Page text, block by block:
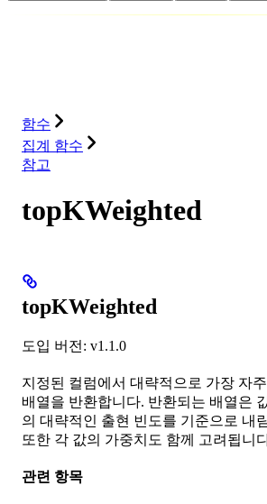
함수
집계 함수
참고
topKWeighted
topKWeighted
도입 버전: v1.1.0
지정된 컬럼에서 대략적으로 가장 자
배열을 반환합니다. 반환되는 배열은
의 대략적인 출현 빈도를 기준으로 내
또한 각 값의 가중치도 함께 고려됩니
관련 항목